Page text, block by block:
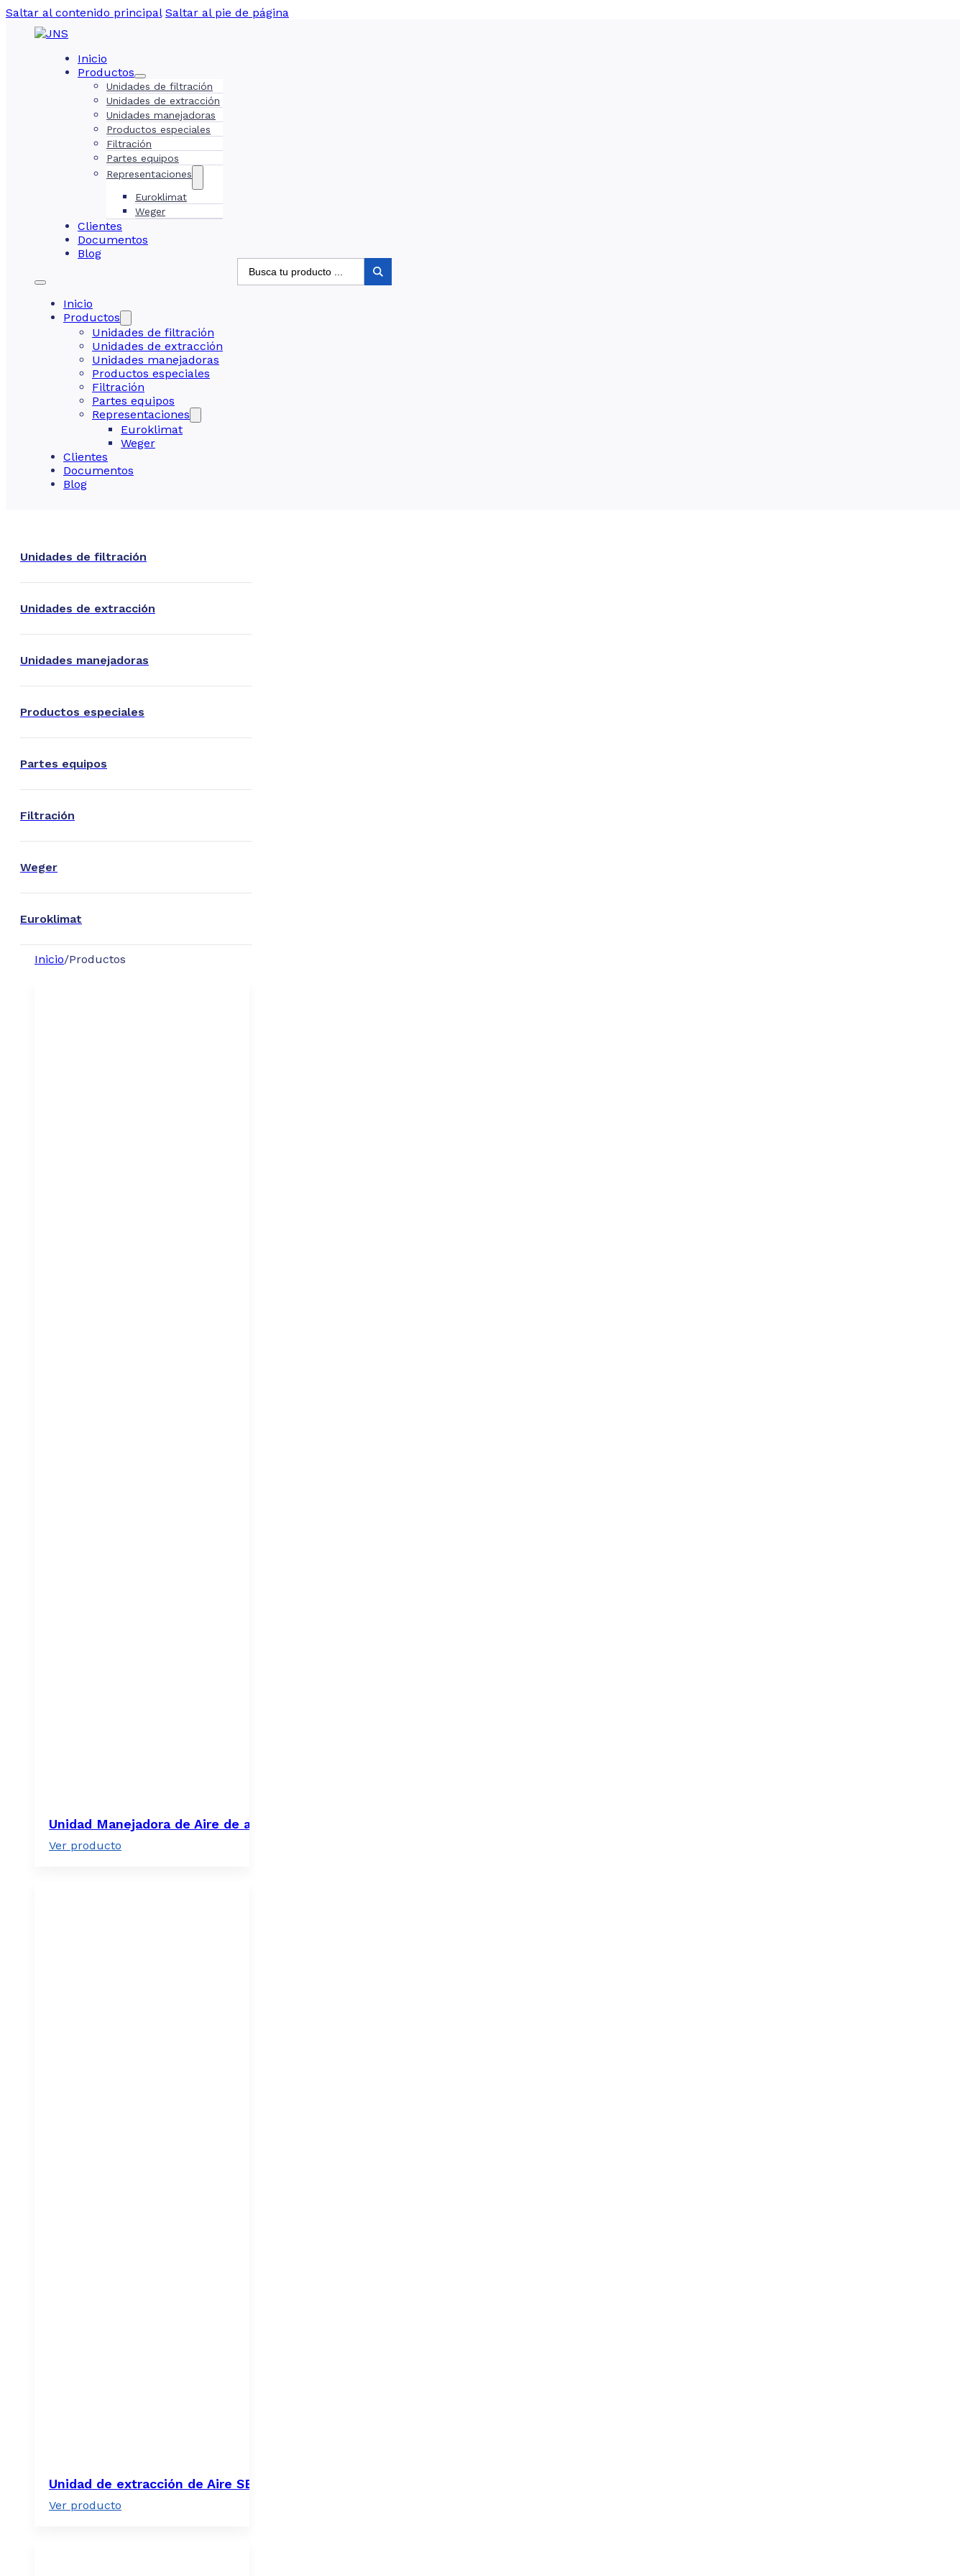
Saltar al contenido principal Saltar al pie de página
Inicio
Productos
Unidades de filtración
Unidades de extracción
Unidades manejadoras
Productos especiales
Filtración
Partes equipos
Representaciones
Euroklimat
Weger
Clientes
Documentos
Blog
Inicio
Productos
Unidades de filtración
Unidades de extracción
Unidades manejadoras
Productos especiales
Filtración
Partes equipos
Representaciones
Euroklimat
Weger
Clientes
Documentos
Blog
Unidades de filtración
Unidades de extracción
Unidades manejadoras
Productos especiales
Partes equipos
Filtración
Weger
Euroklimat
Inicio/Productos
Unidad Manejadora de Aire de alta eficiencia AHUHC
Ver producto
Unidad de extracción de Aire SEU (Smart Extraction Unit)
Ver producto